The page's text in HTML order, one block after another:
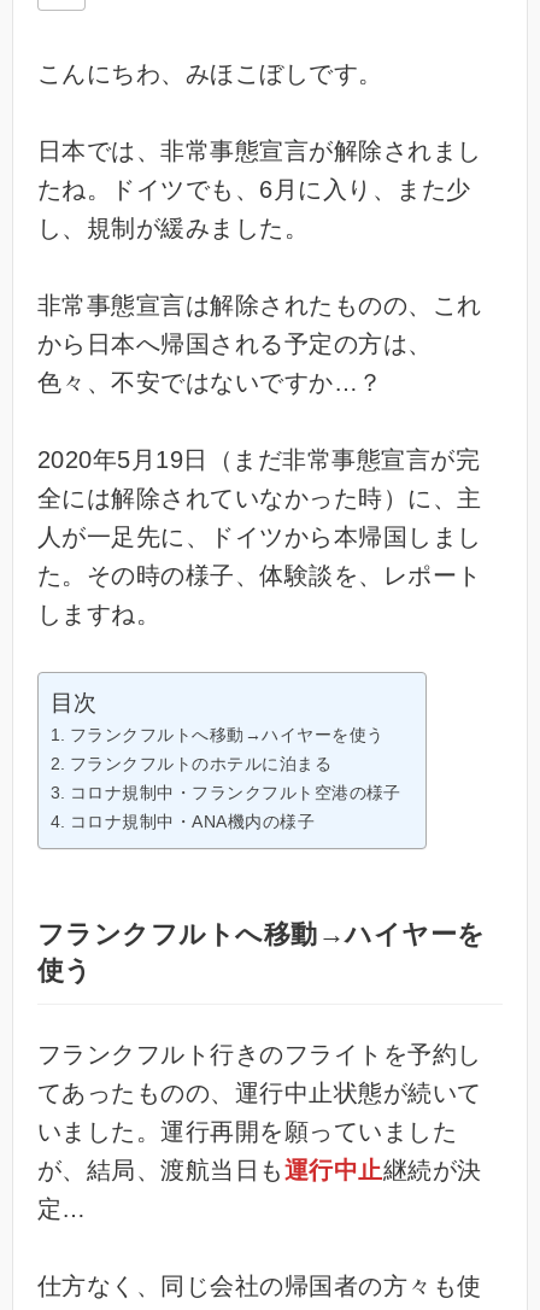
こんにちわ、みほこぼしです。
日本では、非常事態宣言が解除されまし
たね。ドイツでも、6月に入り、また少
し、規制が緩みました。
非常事態宣言は解除されたものの、これ
から日本へ帰国される予定の方は、
色々、不安ではないですか…？
2020年5月19日（まだ非常事態宣言が完
全には解除されていなかった時）に、主
人が一足先に、ドイツから本帰国しまし
た。その時の様子、体験談を、レポート
しますね。
目次
フランクフルトへ移動→ハイヤーを使う
フランクフルトのホテルに泊まる
コロナ規制中・フランクフルト空港の様子
コロナ規制中・ANA機内の様子
フランクフルトへ移動→ハイヤーを
使う
フランクフルト行きのフライトを予約し
てあったものの、運行中止状態が続いて
いました。運行再開を願っていました
が、結局、渡航当日も運行中止継続が決
定…
仕方なく、同じ会社の帰国者の方々も使